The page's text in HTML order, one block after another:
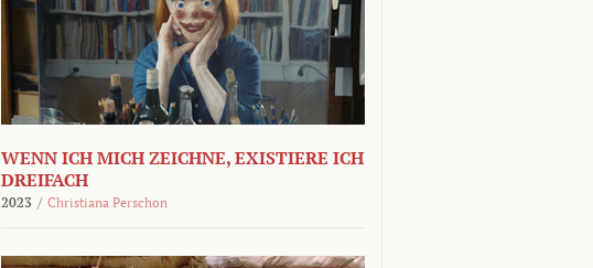
WENN ICH MICH ZEICHNE, EXISTIERE ICH
DREIFACH
2023 / Christiana Perschon